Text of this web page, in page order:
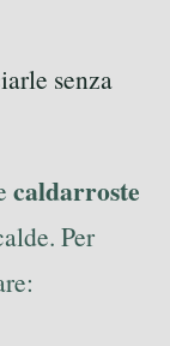
senza
caldarroste
Per